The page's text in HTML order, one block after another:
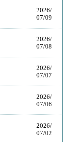
2026/
07/09
2026/
07/08
2026/
07/07
2026/
07/06
2026/
07/02